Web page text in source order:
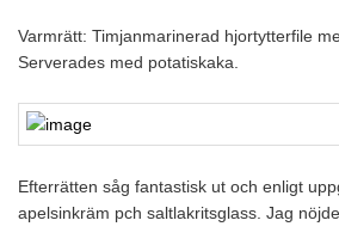
Varmrätt: Timjanmarinerad hjortytterfile
Serverades med potatiskaka.
Efterrätten såg fantastisk ut och enligt
apelsinkräm pch saltlakritsglass. Jag